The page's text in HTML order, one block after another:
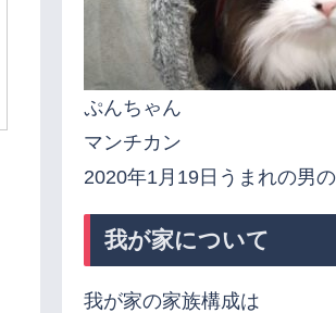
ぷんちゃん
マンチカン
2020年1月19日うまれの男
我が家について
我が家の家族構成は